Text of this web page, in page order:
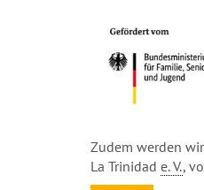
Zudem werden
La Trinidad e. V.,